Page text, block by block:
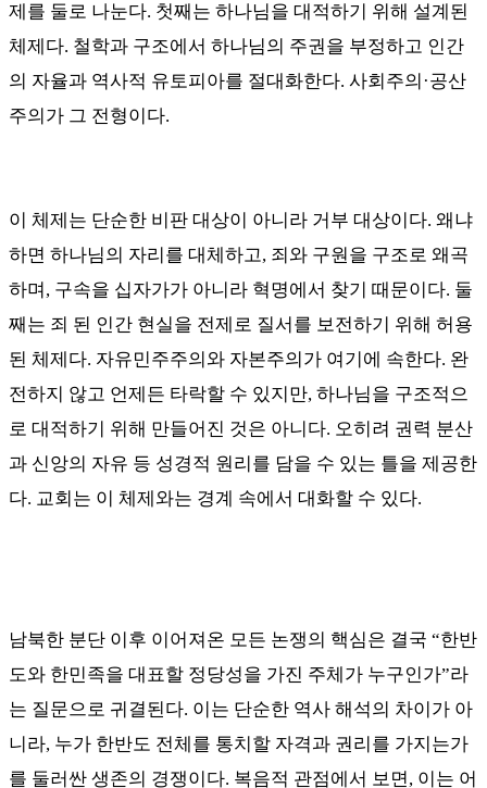
제를 둘로 나눈다. 첫째는 하나님을 대적하기 위해 설계된
체제다. 철학과 구조에서 하나님의 주권을 부정하고 인간
의 자율과 역사적 유토피아를 절대화한다. 사회주의 ·공산
주의가 그 전형이다.
이 체제는 단순한 비판 대상이 아니라 거부 대상이다. 왜냐
하면 하나님의 자리를 대체하고, 죄와 구원을 구조로 왜곡
하며 , 구속을 십자가가 아니라 혁명에서 찾기 때문이다. 둘
째는 죄 된 인간 현실을 전제로 질서를 보전하기 위해 허용
된 체제다. 자유민주주의와 자본주의가 여기에 속한다. 완
전하지 않고 언제든 타락할 수 있지만, 하나님을 구조적으
로 대적하기 위해 만들어진 것은 아니다. 오히려 권력 분산
과 신앙의 자유 등 성경적 원리를 담을 수 있는 틀을 제공한
다. 교회는 이 체제와는 경계 속에서 대화할 수 있다.
남북한 분단 이후 이어져온 모든 논쟁의 핵심은 결국 “한반
도와 한민족을 대표할 정당성을 가진 주체가 누구인가”라
는 질문으로 귀결된다. 이는 단순한 역사 해석의 차이가 아
니라, 누가 한반도 전체를 통치할 자격과 권리를 가지는가
를 둘러싼 생존의 경쟁이다. 복음적 관점에서 보면, 이는 어